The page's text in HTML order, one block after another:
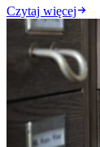
Czytaj więcej